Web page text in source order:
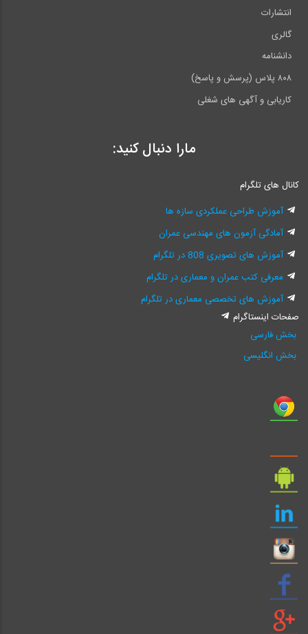
انتشارات
گالری
دانشنامه
۸۰۸ پلاس (پرسش و پاسخ)
کاریابی و آگهی های شغلی
مارا دنبال کنید:
کانال های تلگرام
آموزش طراحی عملکردی سازه ها
آمادگی آزمون های مهندسی عمران
آموزش های تصویری 808 در تلگرام
معرفی کتب عمران و معماری در تلگرام
آموزش های تخصصی معماری در تلگرام
صفحات اینستاگرام
بخش فارسی
بخش انگلیسی